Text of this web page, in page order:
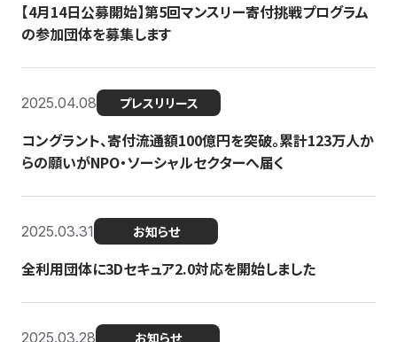
【4月14日公募開始】第5回マンスリー寄付挑戦プログラム
の参加団体を募集します
2025.04.08 プレスリリース
コングラント、寄付流通額100億円を突破。累計123万人か
らの願いがNPO・ソーシャルセクターへ届く
2025.03.31 お知らせ
全利用団体に3Dセキュア2.0対応を開始しました
2025.03.28 お知らせ